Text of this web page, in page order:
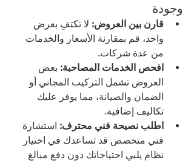
وجودة
قارن بين العروض: لا تكتفِ بعرض
واحد، قم بمقارنة الأسعار والخدمات
من عدة شركات.
افحص الخدمات المصاحبة: بعض
العروض تشمل التركيب المجاني أو
الضمان والصيانة، مما يوفر عليك
تكاليف إضافية.
اطلب نصيحة فني محترف: استشارة
فني متخصص قد تساعدك في اختيار
نظام يلبي احتياجاتك دون دفع مبالغ